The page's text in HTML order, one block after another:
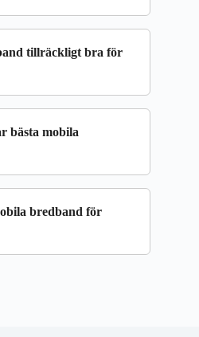
tillräckligt bra för
bästa mobila
bredband för